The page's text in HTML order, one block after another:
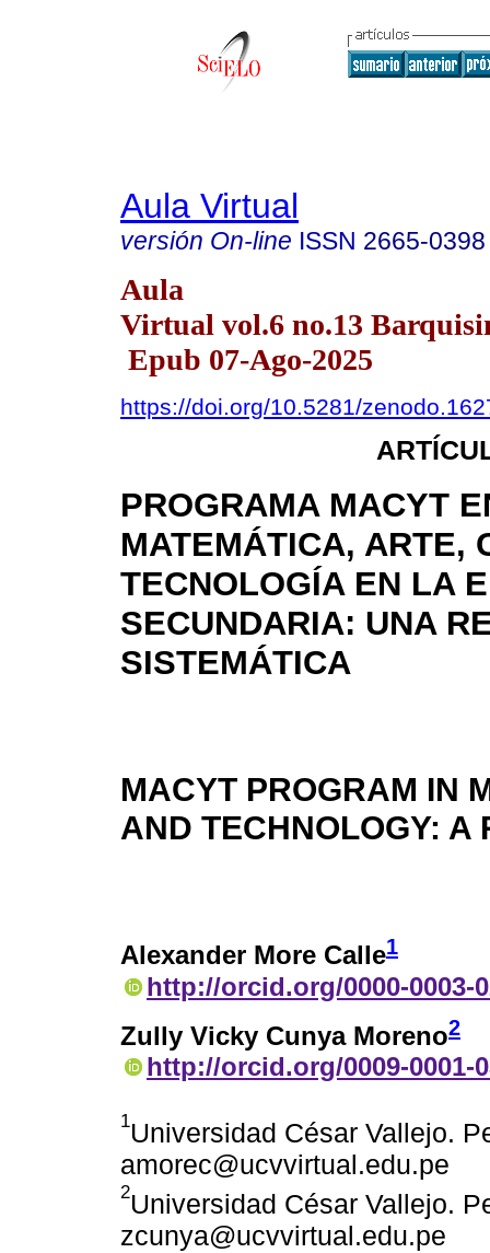
Aula Virtual
versión On-line ISSN 2665-0398
Aula
Virtual vol.6 no.13
Epub 07-Ago-2025
https://doi.org/10.5281/
PROGRAMA MACYT
MATEMÁTICA, ARTE,
TECNOLOGÍA EN LA
SECUNDARIA: UNA
SISTEMÁTICA
MACYT PROGRAM IN
AND TECHNOLOGY: A
Alexander More Calle1
http://orcid.org/0000-0003-
Zully Vicky Cunya Moreno2
http://orcid.org/0009-0001-
1Universidad César Vallejo.
amorec@ucvvirtual.edu.pe
2Universidad César Vallejo.
zcunya@ucvvirtual.edu.pe